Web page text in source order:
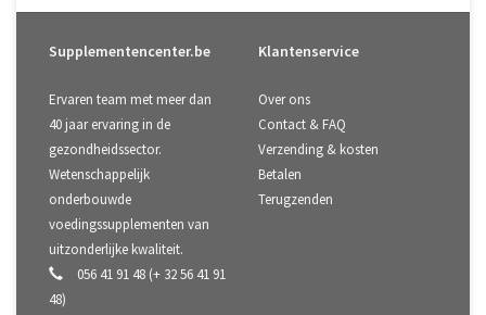
Supplementencenter.be
Ervaren team met meer dan
40 jaar ervaring in de
gezondheidssector.
Wetenschappelijk
onderbouwde
voedingssupplementen van
uitzonderlijke kwaliteit.
056 41 91 48 (+ 32 56 41 91
48)
Klantenservice
Over ons
Contact & FAQ
Verzending & kosten
Betalen
Terugzenden